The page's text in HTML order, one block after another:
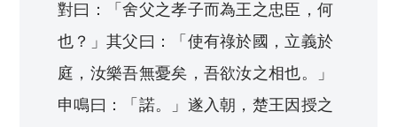
對曰：「舍父之孝子而為王之忠臣，何
也？」其父曰：「使有祿於國，立義於
庭，汝樂吾無憂矣，吾欲汝之相也。」
申鳴曰：「諾。」遂入朝，楚王因授之